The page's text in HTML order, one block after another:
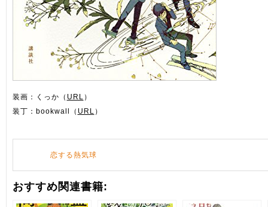
装画：くっか（ URL ）
装丁：bookwall（ URL ）
恋する熱気球
おすすめ関連書籍: